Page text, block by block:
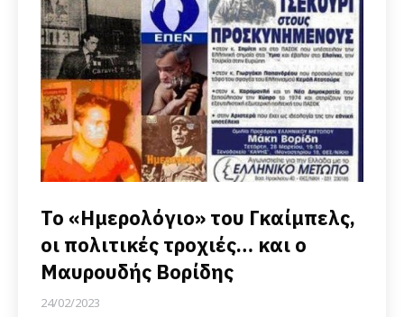
Το «Ημερολόγιο» του Γκαίμπελς,
οι πολιτικές τροχιές… και ο
Μαυρουδής Βορίδης
24/02/2023